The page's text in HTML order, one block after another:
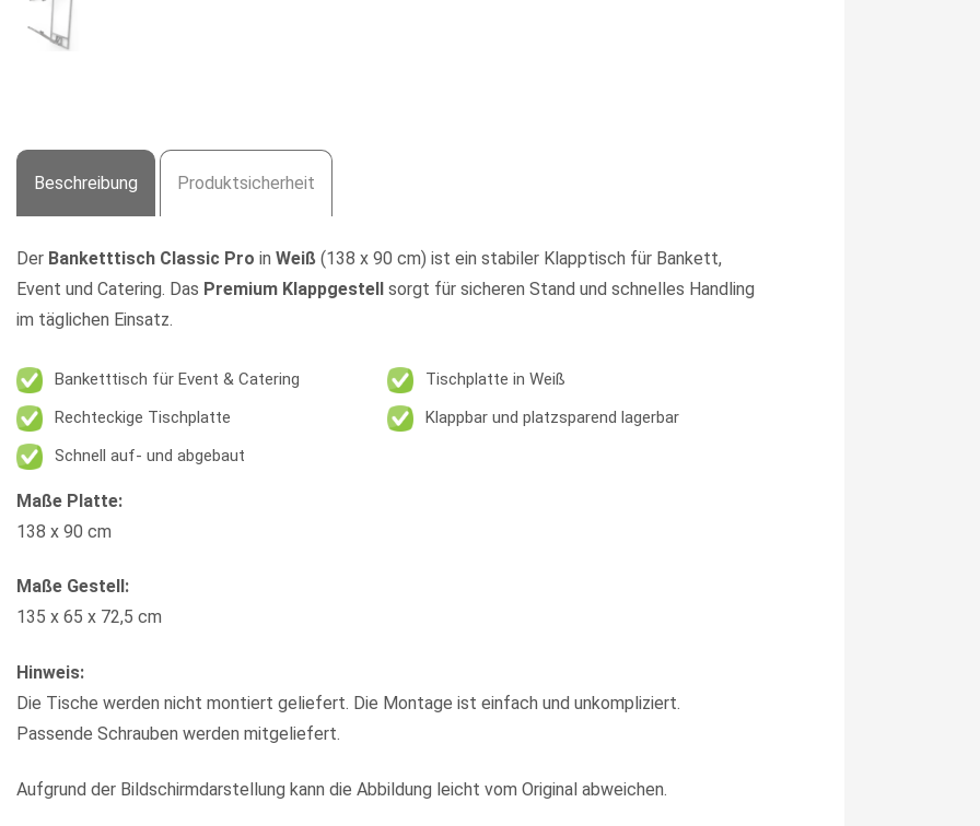
Beschreibung Produktsicherheit
Der Banketttisch Classic Pro in Weiß (138 x 90 cm) ist ein stabiler Klapptisch für Bankett,
Event und Catering. Das Premium Klappgestell sorgt für sicheren Stand und schnelles Handling
im täglichen Einsatz.
Banketttisch für Event & Catering
Tischplatte in Weiß
Rechteckige Tischplatte
Klappbar und platzsparend lagerbar
Schnell auf- und abgebaut
Maße Platte:
138 x 90 cm
Maße Gestell:
135 x 65 x 72,5 cm
Hinweis:
Die Tische werden nicht montiert geliefert. Die Montage ist einfach und unkompliziert.
Passende Schrauben werden mitgeliefert.
Aufgrund der Bildschirmdarstellung kann die Abbildung leicht vom Original abweichen.